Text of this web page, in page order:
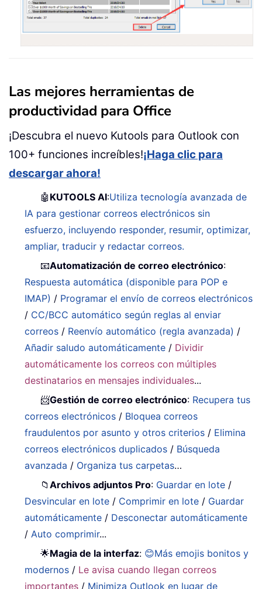
Las mejores herramientas de
productividad para Office
¡Descubra el nuevo Kutools para Outlook con
100+ funciones increíbles!¡Haga clic para
descargar ahora!
🤖 KUTOOLS AI:Utiliza tecnología avanzada de
IA para gestionar correos electrónicos sin
esfuerzo, incluyendo responder, resumir, optimizar,
ampliar, traducir y redactar correos.
📧Automatización de correo electrónico:
Respuesta automática (disponible para POP e
IMAP) / Programar el envío de correos electrónicos
/ CC/BCC automático según reglas al enviar
correos / Reenvío automático (regla avanzada) /
Añadir saludo automáticamente / Dividir
automáticamente los correos con múltiples
destinatarios en mensajes individuales...
📨Gestión de correo electrónico: Recupera tus
correos electrónicos / Bloquea correos
fraudulentos por asunto y otros criterios / Elimina
correos electrónicos duplicados / Búsqueda
avanzada / Organiza tus carpetas…
📁Archivos adjuntos Pro: Guardar en lote /
Desvincular en lote / Comprimir en lote / Guardar
automáticamente / Desconectar automáticamente
/ Auto comprimir...
🌟Magia de la interfaz: 😊Más emojis bonitos y
modernos / Le avisa cuando llegan correos
importantes / Minimiza Outlook en lugar de